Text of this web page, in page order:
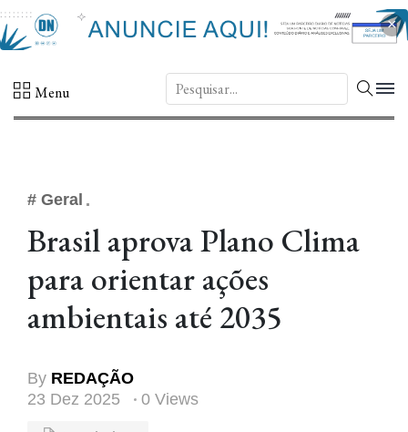
×
Menu DN.
# Geral
Brasil aprova Plano Clima
para orientar ações
ambientais até 2035
By REDAÇÃO
23 Dez 2025
0 Views